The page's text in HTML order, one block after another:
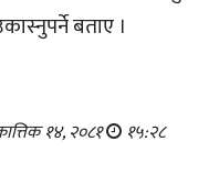
बताए ।
१४, २०८१ १५:२८